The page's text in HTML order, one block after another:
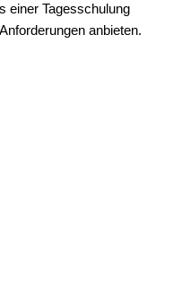
einer Tagesschulung
anbieten.